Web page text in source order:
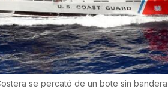
se percató de un bote sin